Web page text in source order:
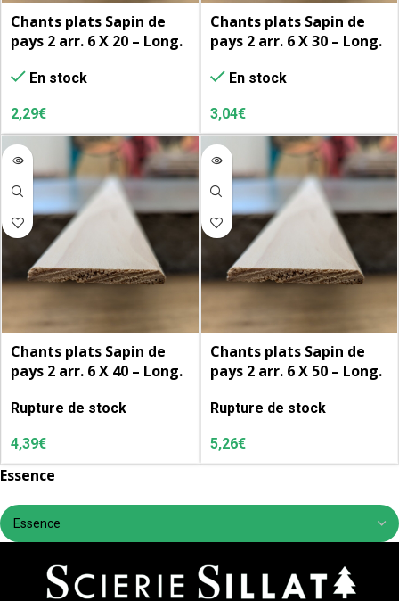
Chants plats Sapin de
pays 2 arr. 6 X 20 – Long.
En stock
2,29€
Chants plats Sapin de
pays 2 arr. 6 X 30 – Long.
En stock
3,04€
Chants plats Sapin de
pays 2 arr. 6 X 40 – Long.
Rupture de stock
4,39€
Chants plats Sapin de
pays 2 arr. 6 X 50 – Long.
Rupture de stock
5,26€
Essence